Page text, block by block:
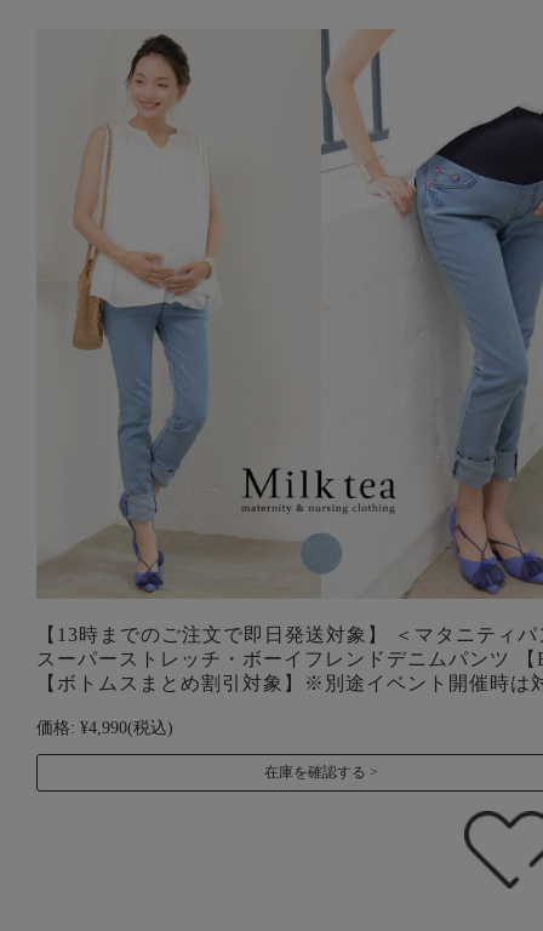
【13時までのご注文で即日発送対象】 ＜マタニティ
スーパーストレッチ・ボーイフレンドデニムパンツ 【
【ボトムスまとめ割引対象】※別途イベント開催時は
価格: ¥4,990(税込)
在庫を確認する